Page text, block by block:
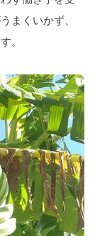
まくいかず、
。